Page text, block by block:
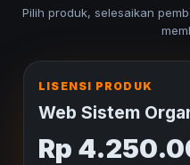
Pilih produk, selesaikan
LISENSI PRODUK
Web Sistem
Rp